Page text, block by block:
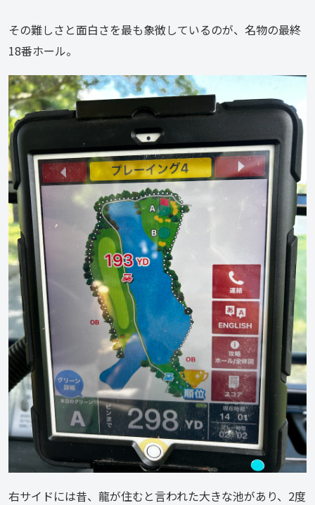
その難しさと面白さを最も象徴しているのが、名物の最終
18番ホール。
右サイドには昔、龍が住むと言われた大きな池があり、2度